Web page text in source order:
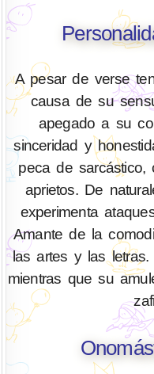
A pesar de verse
causa de su
apegado a su
sinceridad y
peca de
aprietos. De
experimenta
Amante de la
las artes y las
mientras que su